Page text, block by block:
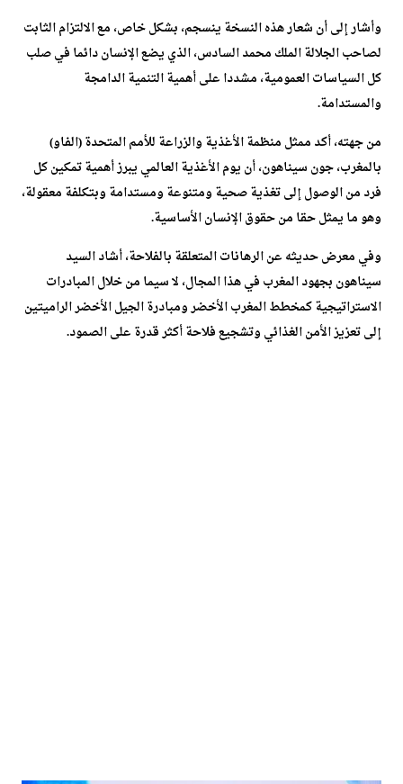
وأشار إلى أن شعار هذه النسخة ينسجم، بشكل خاص، مع الالتزام الثابت
لصاحب الجلالة الملك محمد السادس، الذي يضع الإنسان دائما في صلب
كل السياسات العمومية، مشددا على أهمية التنمية الدامجة
والمستدامة.
من جهته، أكد ممثل منظمة الأغذية والزراعة للأمم المتحدة (الفاو)
بالمغرب، جون سيناهون، أن يوم الأغذية العالمي يبرز أهمية تمكين كل
فرد من الوصول إلى تغذية صحية ومتنوعة ومستدامة وبتكلفة معقولة،
وهو ما يمثل حقا من حقوق الإنسان الأساسية.
وفي معرض حديثه عن الرهانات المتعلقة بالفلاحة، أشاد السيد
سيناهون بجهود المغرب في هذا المجال، لا سيما من خلال المبادرات
الاستراتيجية كمخطط المغرب الأخضر ومبادرة الجيل الأخضر الراميتين
إلى تعزيز الأمن الغذائي وتشجيع فلاحة أكثر قدرة على الصمود.